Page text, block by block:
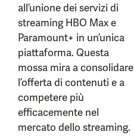
all’unione dei servizi di
streaming HBO Max e
Paramount+ in un’unica
piattaforma. Questa
mossa mira a consolidare
l’offerta di contenuti e a
competere più
efficacemente nel
mercato dello streaming.